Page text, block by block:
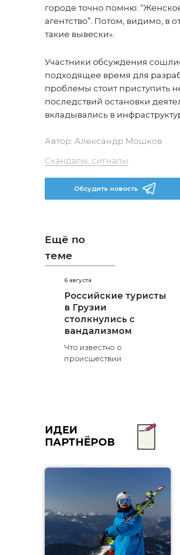
городе точно помню:
агентство”. Потом, видимо, в
такие вывески».
Участники обсуждения
подходящее время для
проблемы стоит приступить
последствий остановки
вкладывались в
Автор: Александр Мошков
Скандалы, сигналы
Обсудить новость
Ещё по
теме
6 августа
Российские туристы
в Грузии
столкнулись с
вандализмом
Что известно о
происшествии
ИДЕИ
ПАРТНЁРОВ